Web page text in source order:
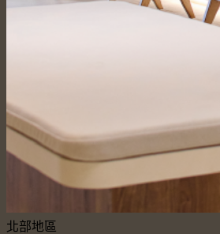
北部地區